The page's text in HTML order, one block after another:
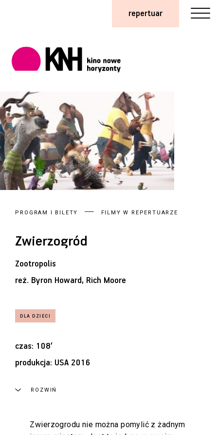
repertuar
PROGRAM I BILETY FILMY W REPERTUARZE
Zwierzogród
Zootropolis
reż. Byron Howard, Rich Moore
czas: 108’
produkcja: USA 2016
ROZWIŃ
Zwierzogrodu nie można pomylić z żadnym